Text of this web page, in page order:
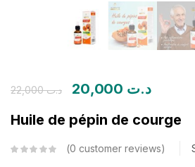
د.ت22,000 د.ت
Huile de pépin de courge
0 customer reviews